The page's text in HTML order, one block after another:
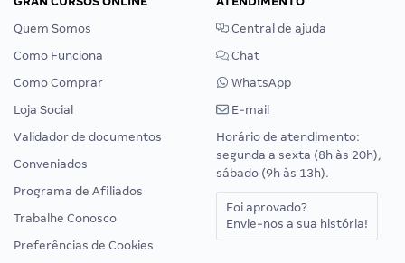
Quem Somos
Como Funciona
Como Comprar
Loja Social
Validador de documentos
Conveniados
Programa de Afiliados
Trabalhe Conosco
Preferências de Cookies
Central de ajuda
Chat
WhatsApp
E-mail
Horário de atendimento:
segunda a sexta (8h às 20h),
sábado (9h às 13h).
Foi aprovado?
Envie-nos a sua história!